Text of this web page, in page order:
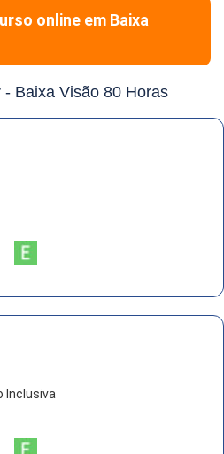
online em Baixa
- Baixa Visão 80 Horas
Inclusiva